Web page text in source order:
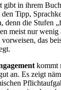
gibt in ihrem Buch
den Tipp,
denn die Stufen
meist nur wenig
das
kommt
an. Es zeigt